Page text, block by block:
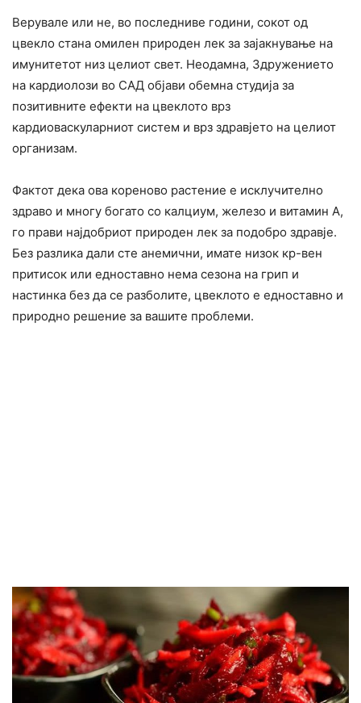
Верувале или не, во последниве години, сокот од
цвекло стана омилен природен лек за зајакнување на
имунитетот низ целиот свет. Неодамна, Здружението
на кардиолози во САД објави обемна студија за
позитивните ефекти на цвеклото врз
кардиоваскуларниот систем и врз здравјето на целиот
организам.
Фактот дека ова кореново растение е исклучително
здраво и многу богато со калциум, железо и витамин А,
го прави најдобриот природен лек за подобро здравје.
Без разлика дали сте анемични, имате низок кр-вен
притисок или едноставно нема сезона на грип и
настинка без да се разболите, цвеклото е едноставно и
природно решение за вашите проблеми.